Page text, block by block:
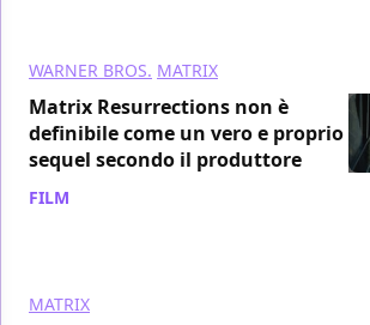
WARNER BROS. MATRIX
Matrix Resurrections non è
definibile come un vero e proprio
sequel secondo il produttore
FILM
MATRIX